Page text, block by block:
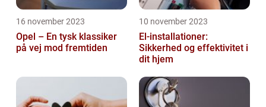
16 november 2023
Opel – En tysk klassiker
på vej mod fremtiden
10 november 2023
El-installationer:
Sikkerhed og effektivitet i
dit hjem